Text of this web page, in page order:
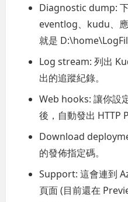
Diagnostic dump:
eventlog、kudu、
就是
Log stream: 列出
出的追蹤紀錄。
Web hooks: 讓你設
後，自動發出 HTTP
Download
的發佈指定碼。
Support: 這會連到
頁面 (目前還在